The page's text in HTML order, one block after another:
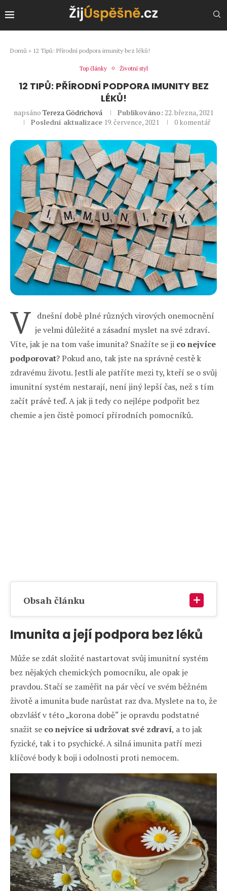
Domů » 12 Tipů: Přírodní podpora imunity bez léků!
Top články Životní styl
12 TIPŮ: PŘÍRODNÍ PODPORA IMUNITY BEZ
LÉKŮ!
napsáno Tereza Gödrichová Publikováno: 22. března, 2021
Poslední aktualizace 19. července, 2021 0 komentář
V dnešní době plné různých virových onemocnění
je velmi důležité a zásadní myslet na své zdraví.
Víte, jak je na tom vaše imunita? Snažíte se ji co nejvíce
podporovat? Pokud ano, tak jste na správně cestě k
zdravému životu. Jestli ale patříte mezi ty, kteří se o svůj
imunitní systém nestarají, není jiný lepší čas, než s tím
začít právě teď. A jak ji tedy co nejlépe podpořit bez
chemie a jen čistě pomocí přírodních pomocníků.
Obsah článku
Imunita a její podpora bez léků
Může se zdát složité nastartovat svůj imunitní systém
bez nějakých chemických pomocníku, ale opak je
pravdou. Stačí se zaměřit na pár věcí ve svém běžném
životě a imunita bude narůstat raz dva. Myslete na to, že
obzvlášť v této „korona době“ je opravdu podstatné
snažit se co nejvíce si udržovat své zdraví, a to jak
fyzické, tak i to psychické. A silná imunita patří mezi
klíčové body k boji i odolnosti proti nemocem.